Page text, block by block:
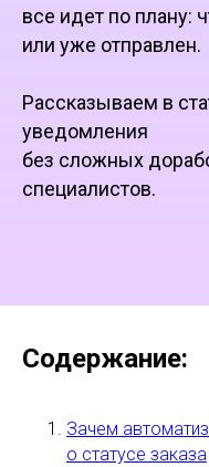
все идет по плану:
или уже отправлен.
Рассказываем в
уведомления
без сложных
специалистов.
Содержание:
Зачем
о статусе заказа